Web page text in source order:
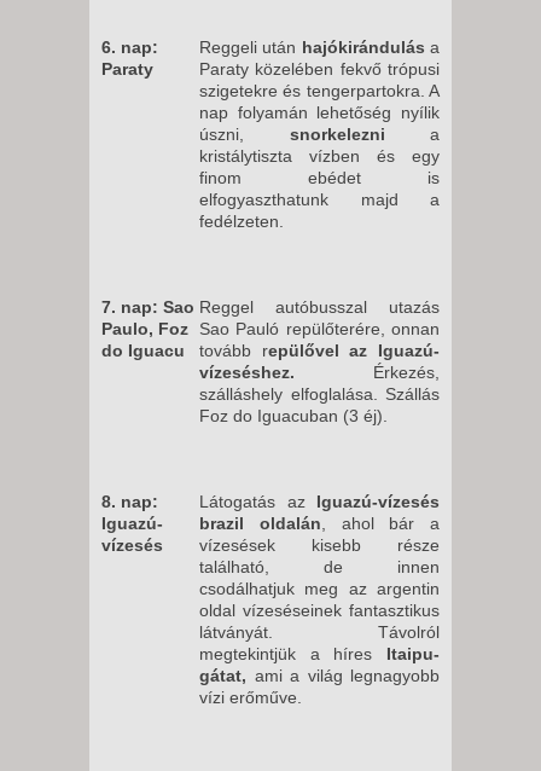
6. nap:
Paraty
Reggeli után hajókirándulás a
Paraty közelében fekvő trópusi
szigetekre és tengerpartokra. A
nap folyamán lehetőség nyílik
úszni, snorkelezni a
kristálytiszta vízben és egy
finom ebédet is
elfogyaszthatunk majd a
fedélzeten.
7. nap: Sao
Paulo, Foz
do Iguacu
Reggel autóbusszal utazás
Sao Pauló repülőterére, onnan
tovább repülővel az Iguazú-
vízeséshez. Érkezés,
szálláshely elfoglalása. Szállás
Foz do Iguacuban (3 éj).
8. nap:
Iguazú-
vízesés
Látogatás azIguazú-vízesés
brazil oldalán , ahol bár a
vízesések kisebb része
található, de innen
csodálhatjuk meg az argentin
oldal vízeséseinek fantasztikus
látványát. Távolról
megtekintjük a híres Itaipu-
gátat, ami a világ legnagyobb
vízi erőműve.